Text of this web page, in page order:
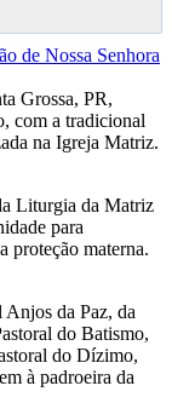
Grossa, PR,
com a tradicional
na Igreja Matriz.
Liturgia da Matriz
para
proteção materna.
Anjos da Paz, da
do Batismo,
do Dízimo,
à padroeira da